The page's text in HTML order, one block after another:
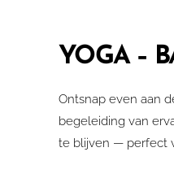
YOGA –
Ontsnap even aan
begeleiding van
te blijven — perfect